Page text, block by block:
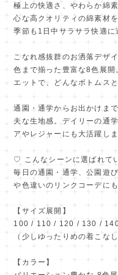
極上の快適さ、やわらか綿
心な高クオリティの綿素材
季節も1日中サラサラ快適に
こなれ感抜群のお洒落デザ
色まで揃った豊富な8色展
エットで、どんなボトムス
通園・通学からお出かけま
夫な生地感。デイリーの通
アやレジャーにも大活躍しま
♡ こんなシーンに選ばれて
毎日の通園・通学、公園遊
や色違いのリンクコーデに
【サイズ展開】
100 / 110 / 120 / 130 /
（少しゆったりめの着こな
【カラー】